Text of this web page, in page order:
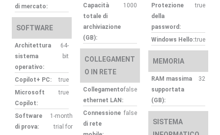
di mercato:
SOFTWARE
Architettura
sistema
operativo:
64-
bit
Copilot+ PC:
true
Microsoft
Copilot:
true
Software
di prova:
1-month
trial for
Capacità
totale di
archiviazione
(GB):
1000
COLLEGAMENT
O IN RETE
Collegamento
ethernet LAN:
false
Connessione
di rete
false
Protezione
della
password:
true
Windows Hello:true
MEMORIA
RAM massima
supportata
(GB):
32
SISTEMA